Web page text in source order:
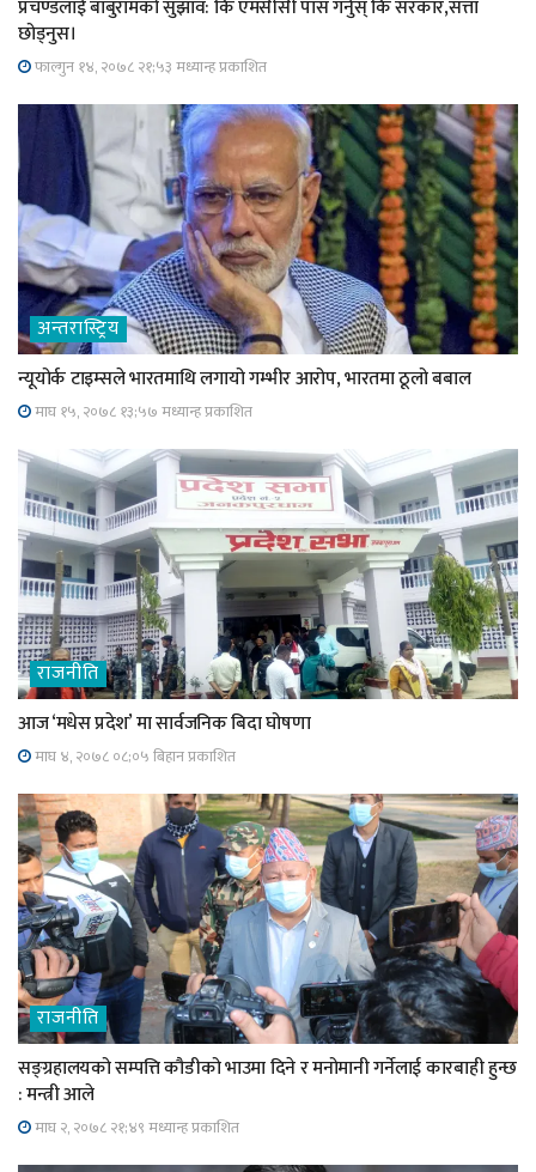
प्रचण्डलाई बाबुरामको सुझाव: कि एमसीसी पास गर्नुस् कि सरकार,सत्ता
छोड्नुस।
फाल्गुन १४, २०७८ २१;५३ मध्यान्ह प्रकाशित
अन्तरास्ट्रिय
न्यूयोर्क टाइम्सले भारतमाथि लगायो गम्भीर आरोप, भारतमा ठूलो बबाल
माघ १५, २०७८ १३;५७ मध्यान्ह प्रकाशित
राजनीति
आज ‘मधेस प्रदेश’ मा सार्वजनिक बिदा घोषणा
माघ ४, २०७८ ०८;०५ बिहान प्रकाशित
राजनीति
सङ्ग्रहालयको सम्पत्ति कौडीको भाउमा दिने र मनोमानी गर्नेलाई कारबाही हुन्छ
: मन्त्री आले
माघ २, २०७८ २१;४९ मध्यान्ह प्रकाशित